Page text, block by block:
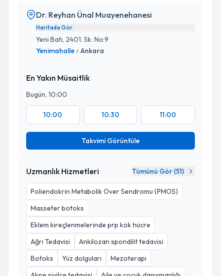
Dr. Reyhan Ünal Muayenehanesi
Haritada Gör
Yeni Batı, 2401. Sk. No:9
Yenimahalle / Ankara
En Yakın Müsaitlik
Bugün, 10:00
10:00 10:30 11:00
Takvimi Görüntüle
Uzmanlık Hizmetleri Tümünü Gör (51)
Poliendokrin Metabolik Over Sendromu (PMOS)
Masseter botoks
Eklem kireçlenmelerinde prp kök hücre
Ağrı Tedavisi
Ankilozan spondilit tedavisi
Botoks
Yüz dolguları
Mezoterapi